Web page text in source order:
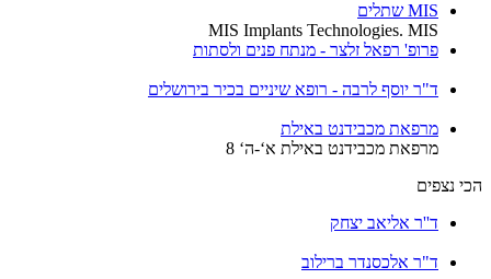
MIS שתלים
MIS Implants Technologies. MIS
פרופ' רפאל זלצר - מנתח פנים ולסתות
ד"ר יוסף לרבה - רופא שיניים בכיר בירושלים
מרפאת מכבידנט באילת
מרפאת מכבידנט באילת א‘-ה‘ 8
הכי נצפים
ד''ר אליאב יצחק
ד"ר אלכסנדר ברילוב